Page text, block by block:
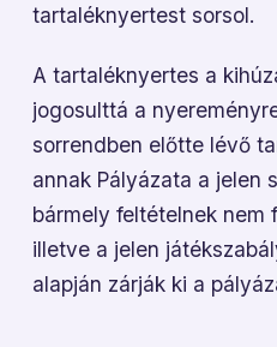
tartaléknyertest sorsol.
A tartaléknyertes a
jogosulttá a
sorrendben előtte lévő
annak Pályázata a jelen
bármely feltételnek nem
illetve a jelen
alapján zárják ki a